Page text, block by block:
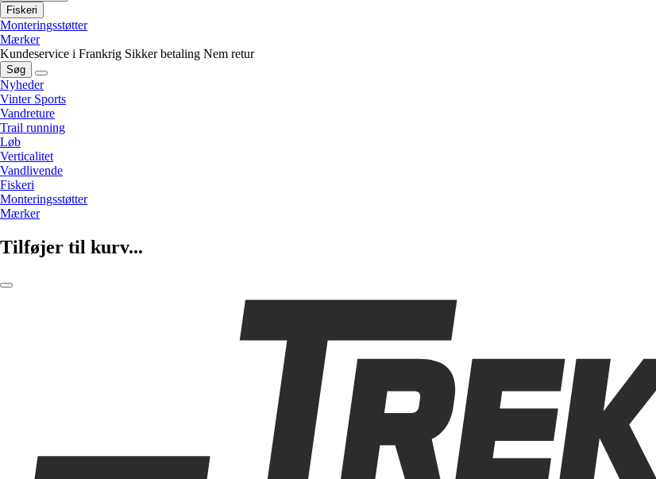
Fiskeri
Monteringsstøtter
Mærker
Kundeservice i Frankrig Sikker betaling Nem retur
Søg
Nyheder
Vinter Sports
Vandreture
Trail running
Løb
Verticalitet
Vandlivende
Fiskeri
Monteringsstøtter
Mærker
Tilføjer til kurv...